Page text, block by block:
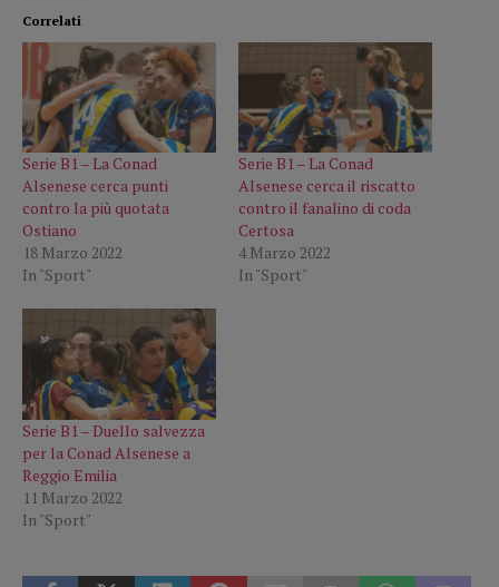
Correlati
Serie B1 – La Conad
Alsenese cerca punti
contro la più quotata
Ostiano
18 Marzo 2022
In "Sport"
Serie B1 – La Conad
Alsenese cerca il riscatto
contro il fanalino di coda
Certosa
4 Marzo 2022
In "Sport"
Serie B1 – Duello salvezza
per la Conad Alsenese a
Reggio Emilia
11 Marzo 2022
In "Sport"